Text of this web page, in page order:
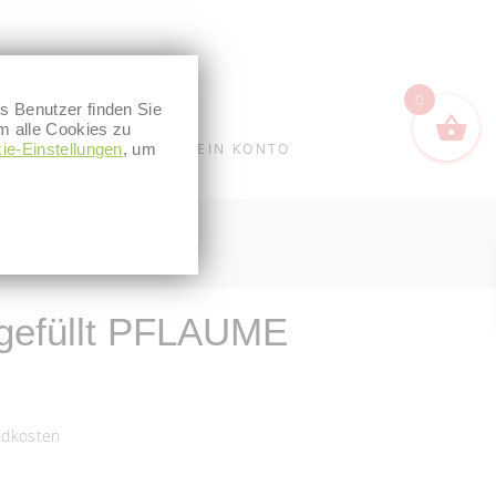
WARENKORB MEIN KONTO
PFLAUME
0
Benutzer finden Sie
alle Cookies zu
Einstellungen, um